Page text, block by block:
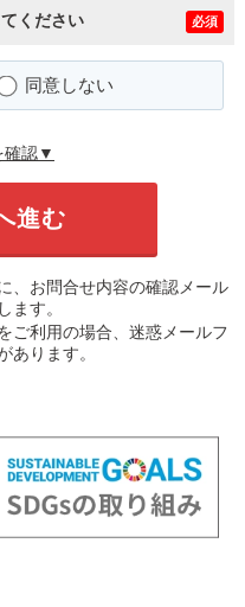
ください 必須
同意しない
確認▼
、お問合せ内容の確認メール
ます。
ご利用の場合、迷惑メールフ
あります。